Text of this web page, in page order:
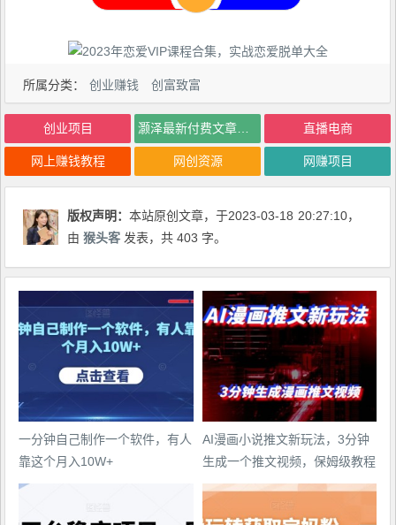
所属分类： 创业赚钱 创富致富
创业项目 直播电商
网上赚钱教程 网创资源 网赚项目
版权声明：本站原创文章，于2023-03-18 20:27:10，
由猴头客 发表，共 403 字。
一分钟自己制作一个软件，有人
靠这个月入10W+
AI漫画小说推文新玩法，3分钟
生成一个推文视频，保姆级教程
【配项目操作和软件教程】